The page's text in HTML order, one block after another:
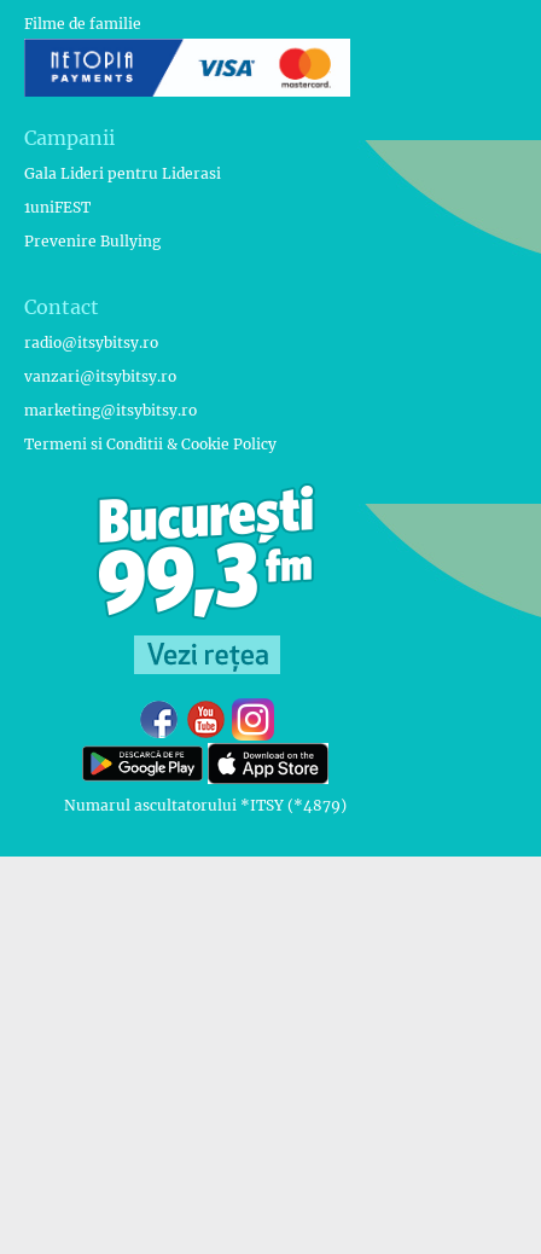
Filme de familie
Campanii
Gala Lideri pentru Liderasi
1uniFEST
Prevenire Bullying
Contact
radio@itsybitsy.ro
vanzari@itsybitsy.ro
marketing@itsybitsy.ro
Termeni si Conditii & Cookie Policy
Numarul ascultatorului *ITSY (*4879)